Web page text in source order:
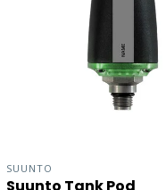
SUUNTO